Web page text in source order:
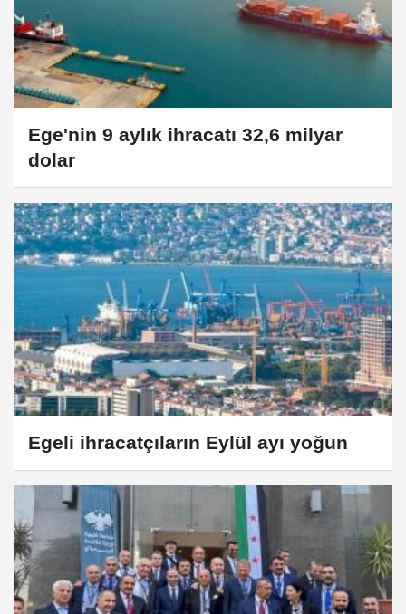
Ege'nin 9 aylık ihracatı 32,6 milyar
dolar
Egeli ihracatçıların Eylül ayı yoğun